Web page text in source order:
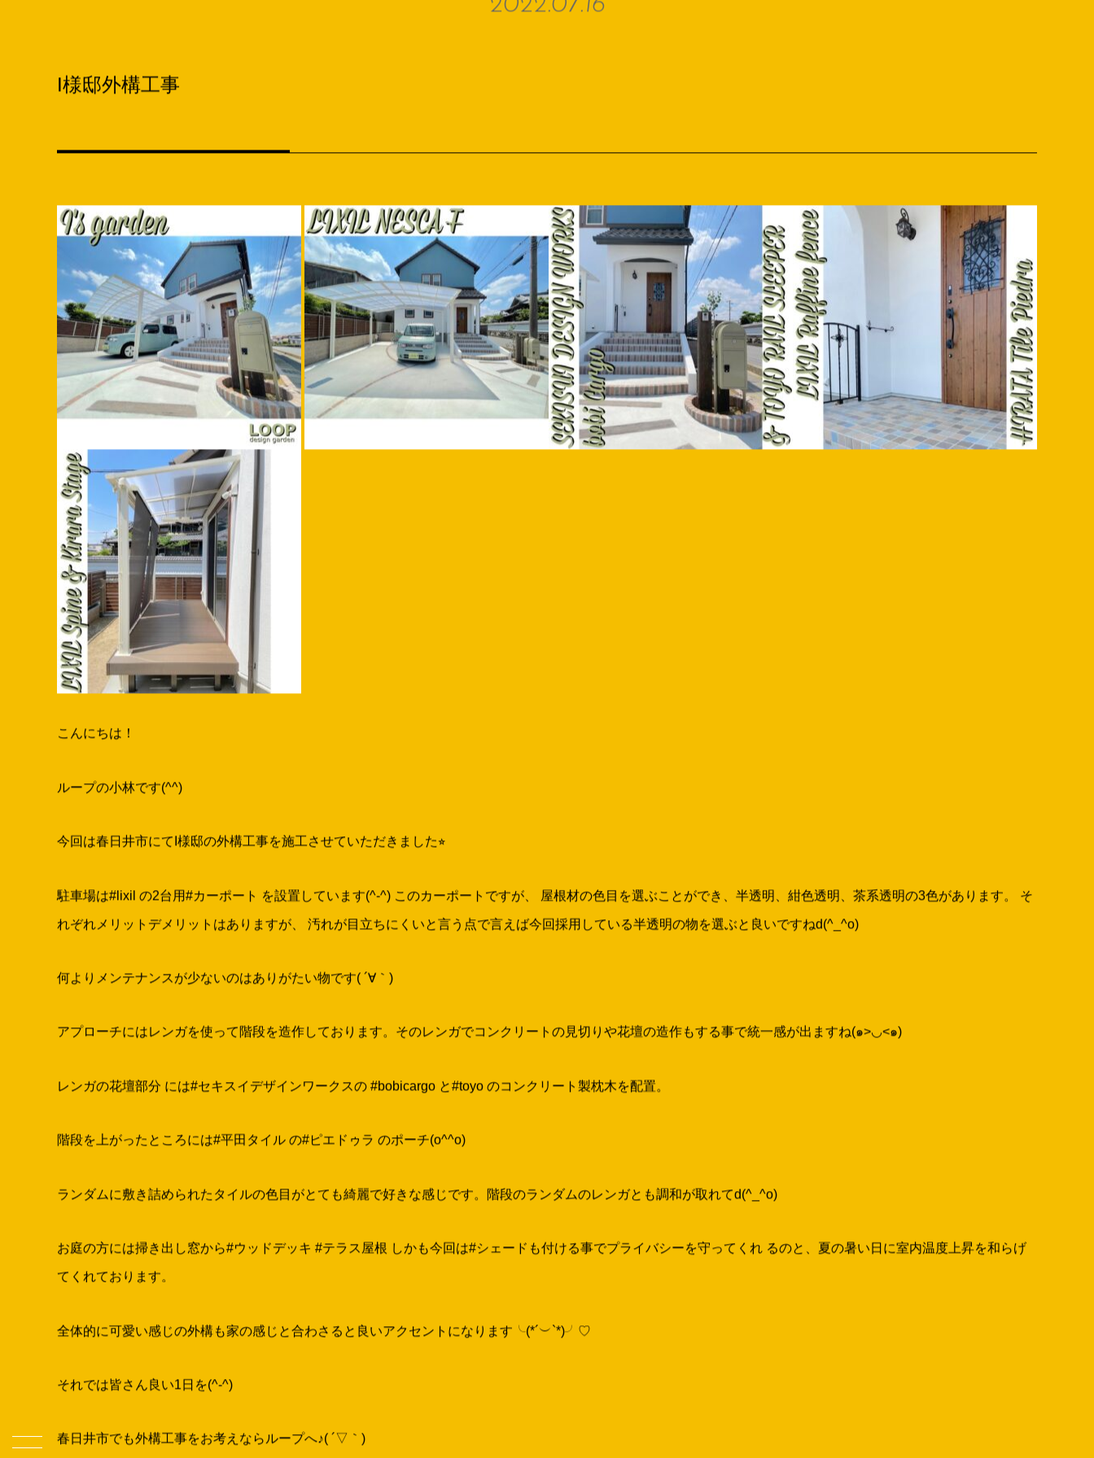
2022.07.16
I様邸外構工事
こんにちは！
ループの小林です(^^)
今回は春日井市にてI様邸の外構工事を施工させていただきました⭐︎
駐車場は#lixil の2台用#カーポート を設置しています(^-^) このカーポートですが、 屋根材の色目を選ぶことができ、半透明、紺色透明、茶系透明の3色があります。 そ
れぞれメリットデメリットはありますが、 汚れが目立ちにくいと言う点で言えば今回採用している半透明の物を選ぶと良いですねd(^_^o)
何よりメンテナンスが少ないのはありがたい物です( ´∀｀)
アプローチにはレンガを使って階段を造作しております。そのレンガでコンクリートの見切りや花壇の造作もする事で統一感が出ますね(๑>◡<๑)
レンガの花壇部分 には#セキスイデザインワークスの #bobicargo と#toyo のコンクリート製枕木を配置。
階段を上がったところには#平田タイル の#ピエドゥラ のポーチ(o^^o)
ランダムに敷き詰められたタイルの色目がとても綺麗で好きな感じです。階段のランダムのレンガとも調和が取れてd(^_^o)
お庭の方には掃き出し窓から#ウッドデッキ #テラス屋根 しかも今回は#シェードも付ける事でプライバシーを守ってくれ るのと、夏の暑い日に室内温度上昇を和らげ
てくれております。
全体的に可愛い感じの外構も家の感じと合わさると良いアクセントになります╰(*´︶`*)╯♡
それでは皆さん良い1日を(^-^)
春日井市でも外構工事をお考えならループへ♪( ´▽｀)